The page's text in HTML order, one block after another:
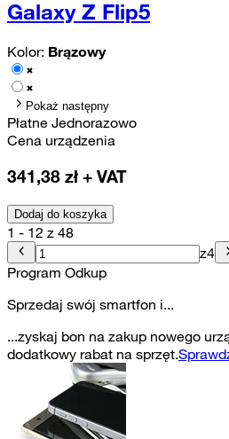
Galaxy Z Flip5
Kolor: Brązowy
Pokaż następny
Płatne Jednorazowo
Cena urządzenia
341,38 zł + VAT
Dodaj do koszyka
1 - 12 z 48
z4
Program Odkup
Sprzedaj swój smartfon i...
...zyskaj bon na zakup nowego
dodatkowy rabat na sprzęt.